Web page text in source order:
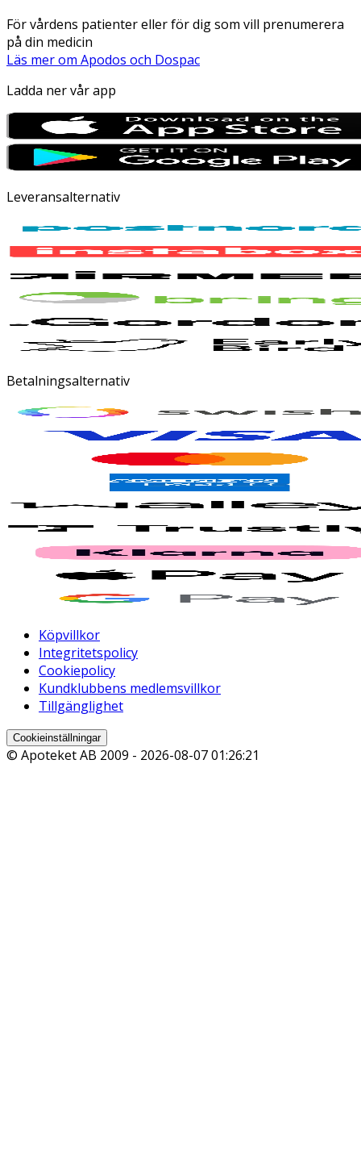
För vårdens patienter eller för dig som vill prenumerera
på din medicin
Läs mer om Apodos och Dospac
Ladda ner vår app
Leveransalternativ
Betalningsalternativ
Köpvillkor
Integritetspolicy
Cookiepolicy
Kundklubbens medlemsvillkor
Tillgänglighet
Cookieinställningar
© Apoteket AB 2009 - 2026-08-07 01:26:21